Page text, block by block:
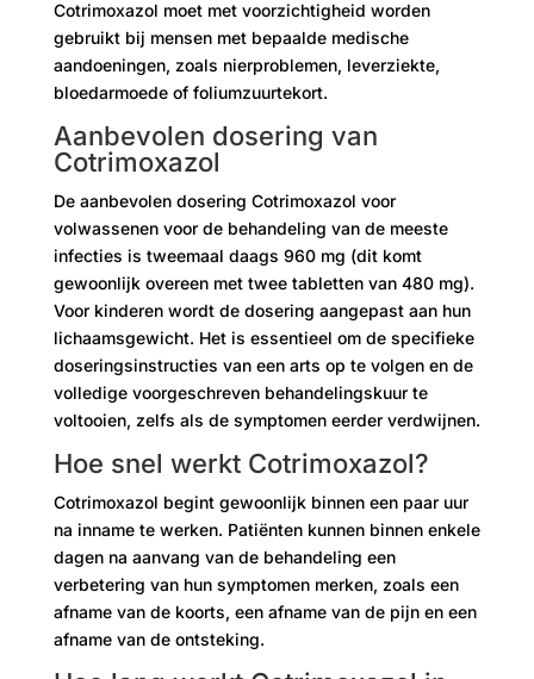
Cotrimoxazol moet met voorzichtigheid worden
gebruikt bij mensen met bepaalde medische
aandoeningen, zoals nierproblemen, leverziekte,
bloedarmoede of foliumzuurtekort.
Aanbevolen dosering van
Cotrimoxazol
De aanbevolen dosering Cotrimoxazol voor
volwassenen voor de behandeling van de meeste
infecties is tweemaal daags 960 mg (dit komt
gewoonlijk overeen met twee tabletten van 480 mg).
Voor kinderen wordt de dosering aangepast aan hun
lichaamsgewicht. Het is essentieel om de specifieke
doseringsinstructies van een arts op te volgen en de
volledige voorgeschreven behandelingskuur te
voltooien, zelfs als de symptomen eerder verdwijnen.
Hoe snel werkt Cotrimoxazol?
Cotrimoxazol begint gewoonlijk binnen een paar uur
na inname te werken. Patiënten kunnen binnen enkele
dagen na aanvang van de behandeling een
verbetering van hun symptomen merken, zoals een
afname van de koorts, een afname van de pijn en een
afname van de ontsteking.